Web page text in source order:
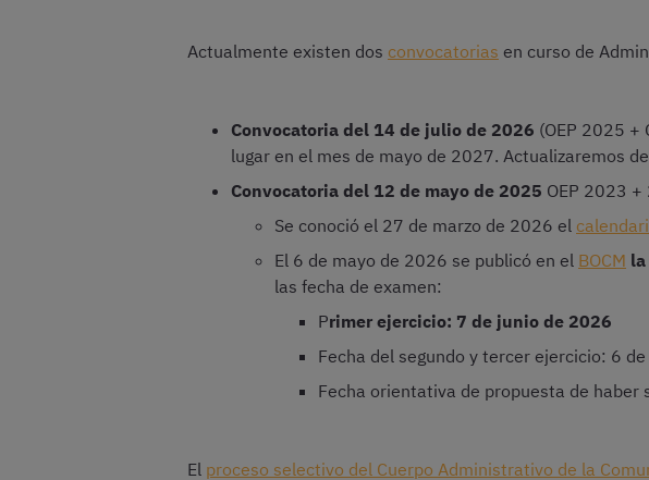
Actualmente existen dos convocatorias en curso de
Convocatoria del 14 de julio de 2026 (OEP 2025 +
lugar en el mes de mayo de 2027. Actualizaremos
Convocatoria del 12 de mayo de 2025 OEP 2023 +
Se conoció el 27 de marzo de 2026 el
El 6 de mayo de 2026 se publicó en el BOCM
las fecha de examen:
Primer ejercicio: 7 de junio de 2026
Fecha del segundo y tercer ejercicio: 6
Fecha orientativa de propuesta de haber
El proceso selectivo del Cuerpo Administrativo de la